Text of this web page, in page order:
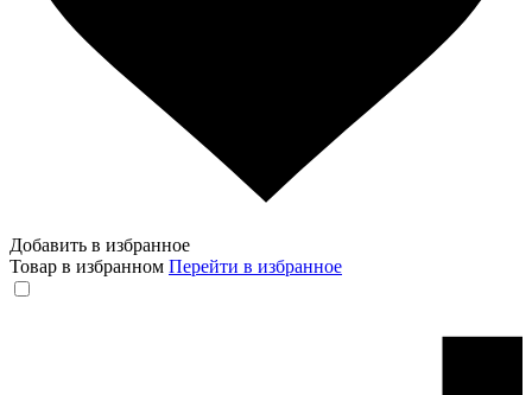
Добавить в избранное
Товар в избранном Перейти в избранное